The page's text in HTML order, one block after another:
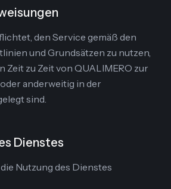
den Service gemäß den
und Grundsätzen zu nutzen,
Zeit zu Zeit von QUALIMERO zur
anderweitig in der
sind.
Dienstes
Nutzung des Dienstes